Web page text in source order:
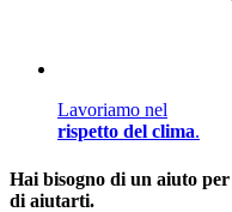
Lavoriamo nel
rispetto del clima.
Hai bisogno di un aiuto
di aiutarti.